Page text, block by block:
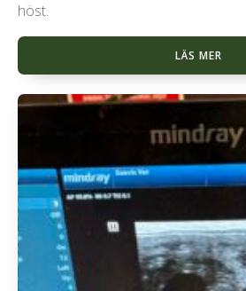
höst.
LÄS MER